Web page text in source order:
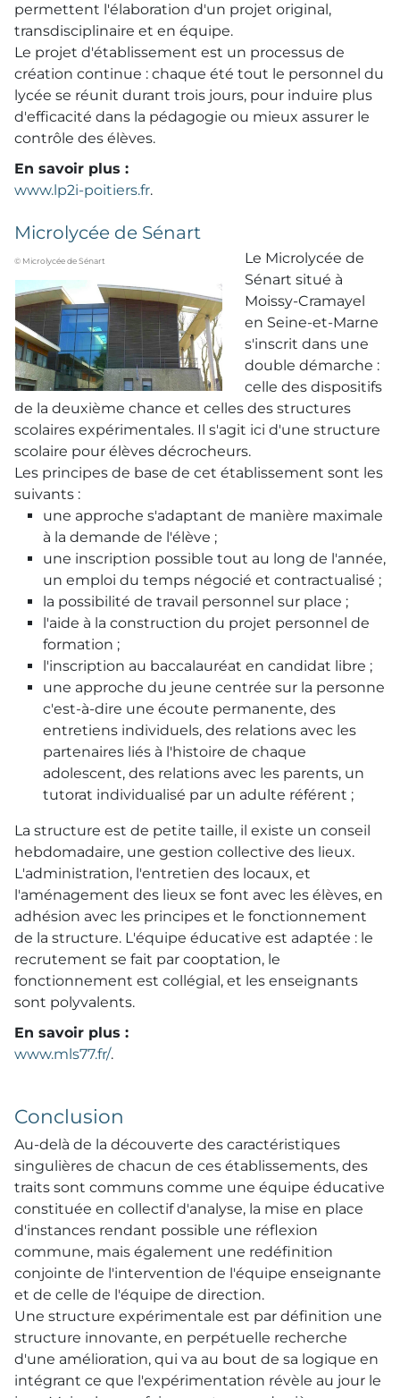
permettent l'élaboration d'un projet original,
transdisciplinaire et en équipe.
Le projet d'établissement est un processus de
création continue : chaque été tout le personnel du
lycée se réunit durant trois jours, pour induire plus
d'efficacité dans la pédagogie ou mieux assurer le
contrôle des élèves.
En savoir plus :
www.lp2i-poitiers.fr.
Microlycée de Sénart
© Microlycée de Sénart
Le Microlycée de
Sénart situé à
Moissy-Cramayel
en Seine-et-Marne
s'inscrit dans une
double démarche :
celle des dispositifs
de la deuxième chance et celles des structures
scolaires expérimentales. Il s'agit ici d'une structure
scolaire pour élèves décrocheurs.
Les principes de base de cet établissement sont les
suivants :
une approche s'adaptant de manière maximale
à la demande de l'élève ;
une inscription possible tout au long de l'année,
un emploi du temps négocié et contractualisé ;
la possibilité de travail personnel sur place ;
l'aide à la construction du projet personnel de
formation ;
l'inscription au baccalauréat en candidat libre ;
une approche du jeune centrée sur la personne
c'est-à-dire une écoute permanente, des
entretiens individuels, des relations avec les
partenaires liés à l'histoire de chaque
adolescent, des relations avec les parents, un
tutorat individualisé par un adulte référent ;
La structure est de petite taille, il existe un conseil
hebdomadaire, une gestion collective des lieux.
L'administration, l'entretien des locaux, et
l'aménagement des lieux se font avec les élèves, en
adhésion avec les principes et le fonctionnement
de la structure. L'équipe éducative est adaptée : le
recrutement se fait par cooptation, le
fonctionnement est collégial, et les enseignants
sont polyvalents.
En savoir plus :
www.mls77.fr/.
Conclusion
Au-delà de la découverte des caractéristiques
singulières de chacun de ces établissements, des
traits sont communs comme une équipe éducative
constituée en collectif d'analyse, la mise en place
d'instances rendant possible une réflexion
commune, mais également une redéfinition
conjointe de l'intervention de l'équipe enseignante
et de celle de l'équipe de direction.
Une structure expérimentale est par définition une
structure innovante, en perpétuelle recherche
d'une amélioration, qui va au bout de sa logique en
intégrant ce que l'expérimentation révèle au jour le